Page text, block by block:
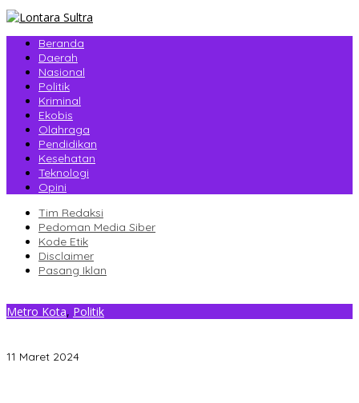
Beranda
Daerah
Nasional
Politik
Kriminal
Ekobis
Olahraga
Pendidikan
Kesehatan
Teknologi
Opini
Tim Redaksi
Pedoman Media Siber
Kode Etik
Disclaimer
Pasang Iklan
Metro Kota, Politik
11 Maret 2024